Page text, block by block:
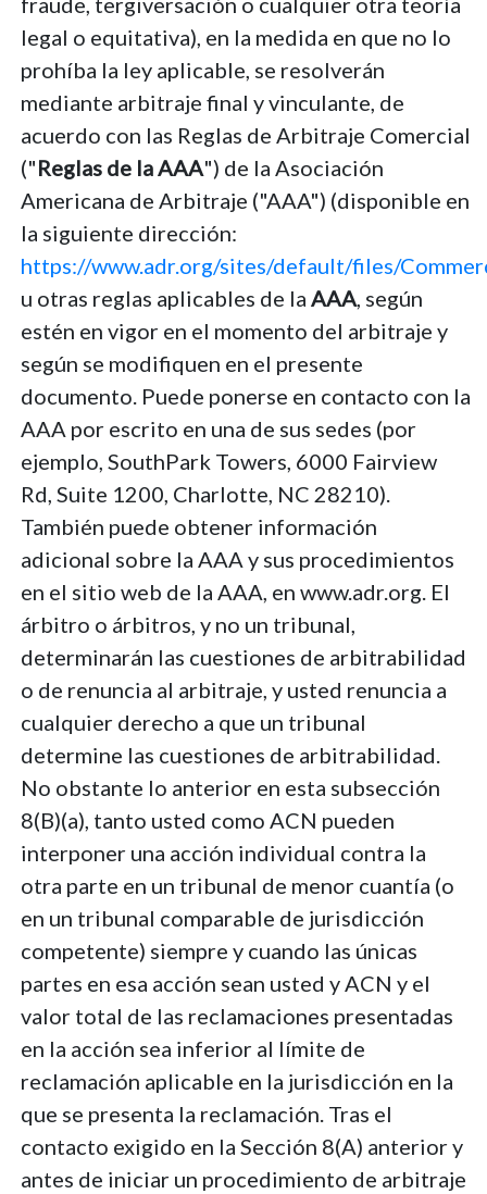
legal o equitativa), en la medida en que no lo
prohíba la ley aplicable, se resolverán
mediante arbitraje final y vinculante, de
acuerdo con las Reglas de Arbitraje Comercial
("Reglas de la AAA") de la Asociación
Americana de Arbitraje ("AAA") (disponible en
la siguiente dirección:
https://www.adr.org/sites/default/files/
u otras reglas aplicables de la AAA, según
estén en vigor en el momento del arbitraje y
según se modifiquen en el presente
documento. Puede ponerse en contacto con la
AAA por escrito en una de sus sedes (por
ejemplo, SouthPark Towers, 6000 Fairview
Rd, Suite 1200, Charlotte, NC 28210).
También puede obtener información
adicional sobre la AAA y sus procedimientos
en el sitio web de la AAA, en www.adr.org. El
árbitro o árbitros, y no un tribunal,
determinarán las cuestiones de arbitrabilidad
o de renuncia al arbitraje, y usted renuncia a
cualquier derecho a que un tribunal
determine las cuestiones de arbitrabilidad.
No obstante lo anterior en esta subsección
8(B)(a), tanto usted como ACN pueden
interponer una acción individual contra la
otra parte en un tribunal de menor cuantía (o
en un tribunal comparable de jurisdicción
competente) siempre y cuando las únicas
partes en esa acción sean usted y ACN y el
valor total de las reclamaciones presentadas
en la acción sea inferior al límite de
reclamación aplicable en la jurisdicción en la
que se presenta la reclamación. Tras el
contacto exigido en la Sección 8(A) anterior y
antes de iniciar un procedimiento de arbitraje